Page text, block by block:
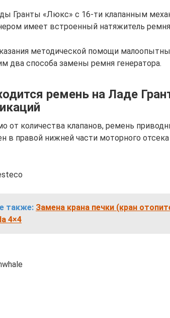
Гранты «Люкс» с 16-ти клапанным
имеет встроенный натяжитель
методической помощи
два способа замены ремня генератора.
ремень на Ладе
от количества клапанов, ремень
в правой нижней части моторного отсека
также: Замена крана печки (кран
4×4